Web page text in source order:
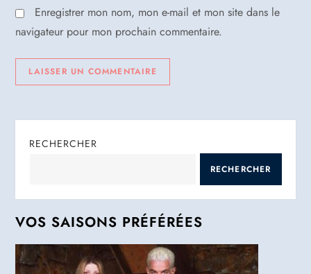
e
Enregistrer mon nom, mon e-mail et mon site dans le
navigateur pour mon prochain commentaire.
RECHERCHER
RECHERCHER
VOS SAISONS PRÉFÉRÉES